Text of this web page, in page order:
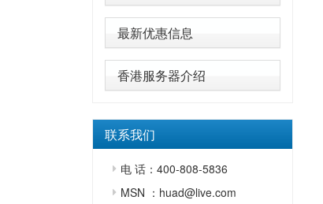
最新优惠信息
香港服务器介绍
联系我们
电 话：400-808-5836
MSN ：huad@live.com